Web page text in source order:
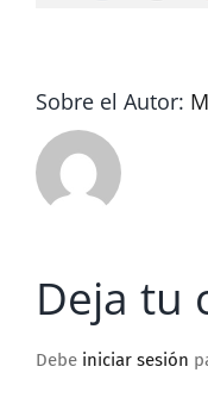
Sobre el Autor:
Deja tu
Debe iniciar sesión